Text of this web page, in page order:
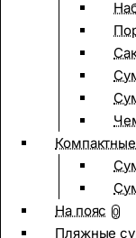
На пояс 0
Пляжные